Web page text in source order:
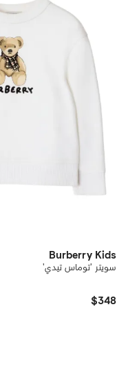
Burberry Kids
سويتر 'توماس تيدي'
$348